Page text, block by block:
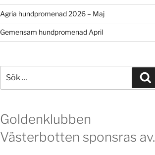
Agria hundpromenad 2026 – Maj
Gemensam hundpromenad April
efter:
Goldenklubben
Västerbotten sponsras av.